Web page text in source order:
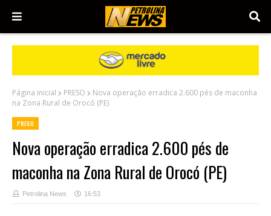
Página inicial PRESO
Nova operação erradica 2.600 pés de maconha
na Zona Rural de Orocó (PE)
PRESO
Nova operação erradica 2.600 pés de
maconha na Zona Rural de Orocó (PE)
Petrolina News 16:53